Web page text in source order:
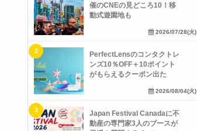
催のCNEの見どころ10！移
動式遊園地も
2026/07/28(火)
PerfectLensのコンタクトレ
ンズ10％OFF＋10ポイント
がもらえるクーポン出た
2026/08/04(火)
Japan Festival Canadaに不
動産の専門家3人のブースが